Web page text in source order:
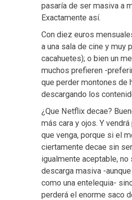
pasaría de ser masiva a
Exactamente así.
Con diez euros
a una sala de cine y muy
cacahuetes); o bien un
muchos prefieren -
que perder montones de
descargando los
¿Que Netflix decae?
más cara y ojos. Y vendrá
que venga, porque si el
ciertamente decae sin
igualmente aceptable,
descarga masiva -
como una entelequia-
perderá el enorme saco